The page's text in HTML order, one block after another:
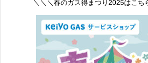
＼＼＼春のガス得まつり2025はこち